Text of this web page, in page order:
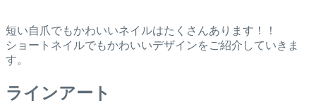
短い自爪でもかわいいネイルはたくさんあります！！
ショートネイルでもかわいいデザインをご紹介していきま
す。
ラインアート